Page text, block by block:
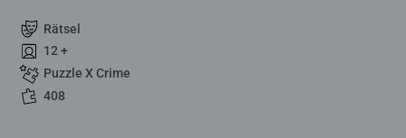
Rätsel
12 +
Puzzle X Crime
408